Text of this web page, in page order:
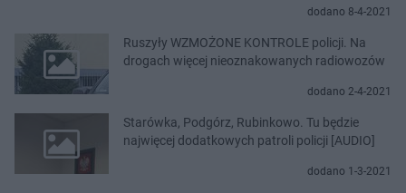
dodano 8-4-2021
Ruszyły WZMOŻONE KONTROLE policji. Na
drogach więcej nieoznakowanych radiowozów
dodano 2-4-2021
Starówka, Podgórz, Rubinkowo. Tu będzie
najwięcej dodatkowych patroli policji [AUDIO]
dodano 1-3-2021